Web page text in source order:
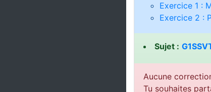
Exercice 1 :
Exercice 2 :
Sujet :
Aucune
Tu souhaites